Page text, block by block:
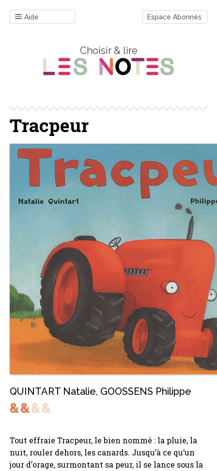
Aide Espace Abonnés
Choisir & lire
Tracpeur
QUINTART Natalie, GOOSSENS Philippe
Tout effraie Tracpeur, le bien nommé : la pluie, la
nuit, rouler dehors, les canards. Jusqu’à ce qu’un
jour d’orage, surmontant sa peur, il se lance sous la